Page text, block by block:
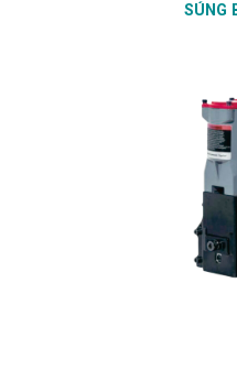
SÚNG